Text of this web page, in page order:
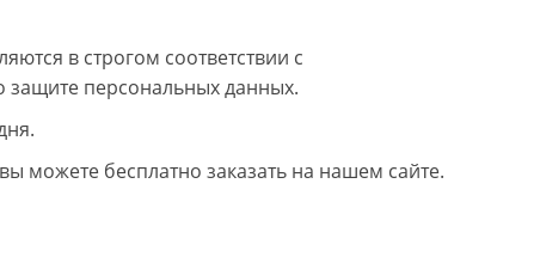
в строгом соответствии с
персональных данных.
можете бесплатно заказать на нашем сайте.